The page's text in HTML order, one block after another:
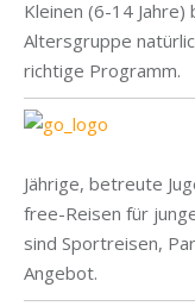
Kleinen (6-14 Jahre)
Altersgruppe
richtige Programm.
Jährige, betreute
free-Reisen für
sind Sportreisen,
Angebot.